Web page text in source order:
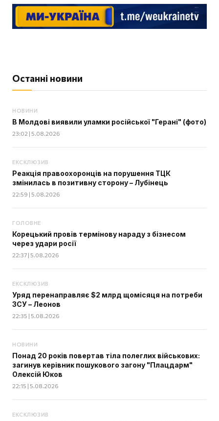
Останні новини
НОВИНИ
В Молдові виявили уламки російської "Герані" (фото)
23:02 | 5.08.2026
ЕКСКЛЮЗИВ
Реакція правоохоронців на порушення ТЦК
змінилась в позитивну сторону – Лубінець
22:59 | 5.08.2026
ГОЛОВНЕ
Корецький провів термінову нараду з бізнесом
через удари росії
22:37 | 5.08.2026
ЕКСКЛЮЗИВ
Уряд перенаправляє $2 млрд щомісяця на потреби
ЗСУ – Леонов
22:35 | 5.08.2026
НОВИНИ
Понад 20 років повертав тіла полеглих військових:
загинув керівник пошукового загону "Плацдарм"
Олексій Юков
22:15 | 5.08.2026
ЕКСКЛЮЗИВ